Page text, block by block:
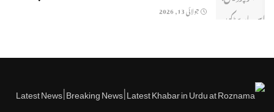
جولائی 13, 2026